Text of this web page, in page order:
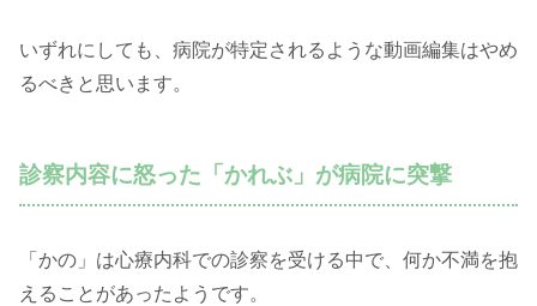
いずれにしても、病院が特定されるような動画編集はやめ
るべきと思います。
診察内容に怒った「かれぶ」が病院に突撃
「かの」は心療内科での診察を受ける中で、何か不満を抱
えることがあったようです。